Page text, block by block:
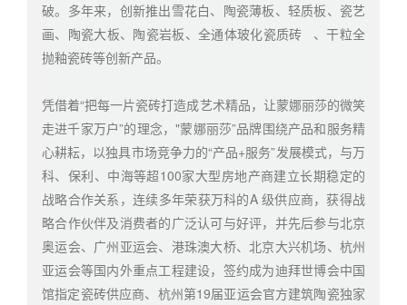
破。多年来，创新推出雪花白、陶瓷薄板、轻质板、瓷艺
画、陶瓷大板、陶瓷岩板、全通体玻化瓷质砖
、干粒全
抛釉瓷砖等创新产品。
凭借着“把每一片瓷砖打造成艺术精品，让蒙娜丽莎的微笑
走进千家万户”的理念，"蒙娜丽莎”品牌围绕产品和服务精
心耕耘，以独具市场竞争力的“产品+服务”发展模式，与万
科、保利、中海等超100家大型房地产商建立长期稳定的
战略合作关系，连续多年荣获万科的A 级供应商，获得战
略合作伙伴及消费者的广泛认可与好评，并先后参与北京
奥运会、广州亚运会、港珠澳大桥、北京大兴机场、杭州
亚运会等国内外重点工程建设，签约成为迪拜世博会中国
馆指定瓷砖供应商、杭州第19届亚运会官方建筑陶瓷独家